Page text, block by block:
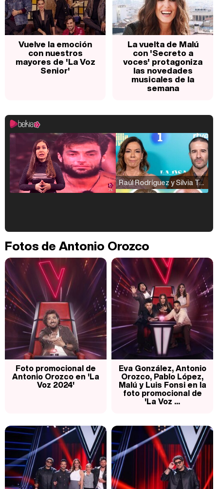
Vuelve la emoción
con nuestros
mayores de 'La Voz
Senior'
La vuelta de Malú
con 'Secreto a
voces' protagoniza
las novedades
musicales de la
semana
Raúl Rodríguez y Silvia Taulés nos cuentan su papel en 'La familia de la tele'
Carlota Corredera y Javier de Hoyos: "La tele tiene que representar al público también y aquí están todos los perfiles posibles&quo;
Fotos de Antonio Orozco
Foto promocional de
Antonio Orozco en 'La
Voz 2024'
Eva González, Antonio
Orozco, Pablo López,
Malú y Luis Fonsi en la
foto promocional de
'La Voz ...